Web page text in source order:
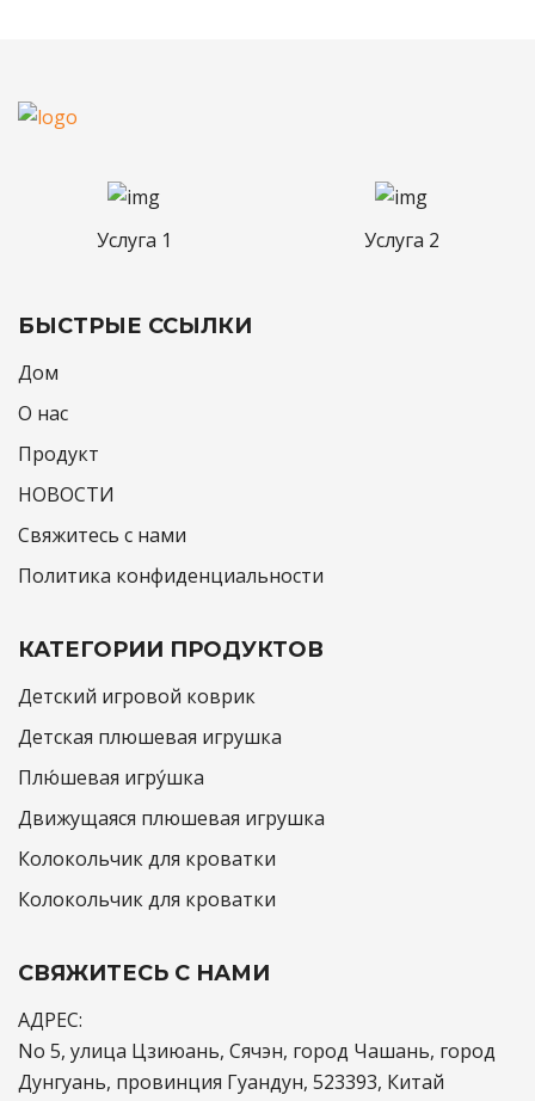
Услуга 1 Услуга 2
БЫСТРЫЕ ССЫЛКИ
Дом
О нас
Продукт
НОВОСТИ
Свяжитесь с нами
Политика конфиденциальности
КАТЕГОРИИ ПРОДУКТОВ
Детский игровой коврик
Детская плюшевая игрушка
Плю́шевая игру́шка
Движущаяся плюшевая игрушка
Колокольчик для кроватки
Колокольчик для кроватки
СВЯЖИТЕСЬ С НАМИ
АДРЕС:
No 5, улица Цзиюань, Сячэн, город Чашань, город
Дунгуань, провинция Гуандун, 523393, Китай